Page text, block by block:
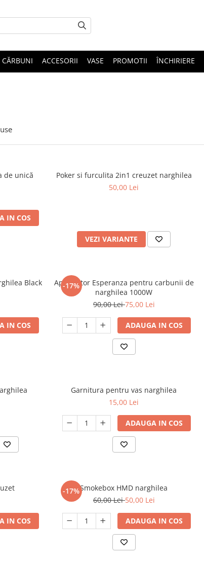
CĂRBUNI ACCESORII VASE PROMOTII ÎNCHIRIERE
de unică
IN COS
Poker si furculita 2in1 creuzet narghilea
50,00 Lei
VEZI VARIANTE
Black
IN COS
-17%
Aprinzator Esperanza pentru carbunii de
narghilea 1000W
90,00 Lei75,00 Lei
ADAUGA IN COS
Garnitura pentru vas narghilea
15,00 Lei
ADAUGA IN COS
IN COS
-17%Smokebox HMD narghilea
60,00 Lei50,00 Lei
ADAUGA IN COS